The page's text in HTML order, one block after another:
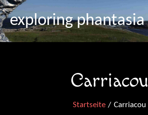
Zum
Inhalt
springen
exploring phantasia
Carriacou
Startseite Carriacou